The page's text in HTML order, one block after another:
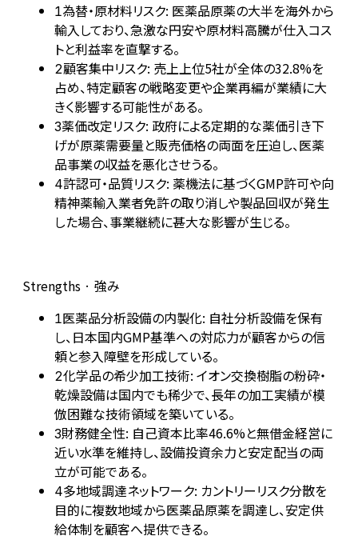
1為替・原材料リスク: 医薬品原薬の大半を海外から
輸入しており、急激な円安や原材料高騰が仕入コス
トと利益率を直撃する。
2顧客集中リスク: 売上上位5社が全体の32.8%を
占め、特定顧客の戦略変更や企業再編が業績に大
きく影響する可能性がある。
3薬価改定リスク: 政府による定期的な薬価引き下
げが原薬需要量と販売価格の両面を圧迫し、医薬
品事業の収益を悪化させうる。
4許認可・品質リスク: 薬機法に基づくGMP許可や向
精神薬輸入業者免許の取り消しや製品回収が発生
した場合、事業継続に甚大な影響が生じる。
Strengths · 強み
1医薬品分析設備の内製化: 自社分析設備を保有
し、日本国内GMP基準への対応力が顧客からの信
頼と参入障壁を形成している。
2化学品の希少加工技術: イオン交換樹脂の粉砕・
乾燥設備は国内でも稀少で、長年の加工実績が模
倣困難な技術領域を築いている。
3財務健全性: 自己資本比率46.6%と無借金経営に
近い水準を維持し、設備投資余力と安定配当の両
立が可能である。
4多地域調達ネットワーク: カントリーリスク分散を
目的に複数地域から医薬品原薬を調達し、安定供
給体制を顧客へ提供できる。